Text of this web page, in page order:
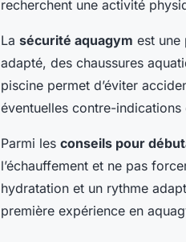
recherchent une activité
La sécurité aquagym est une
adapté, des chaussures
piscine permet d’éviter
éventuelles contre-indications
Parmi les conseils pour
l’échauffement et ne pas
hydratation et un rythme
première expérience en